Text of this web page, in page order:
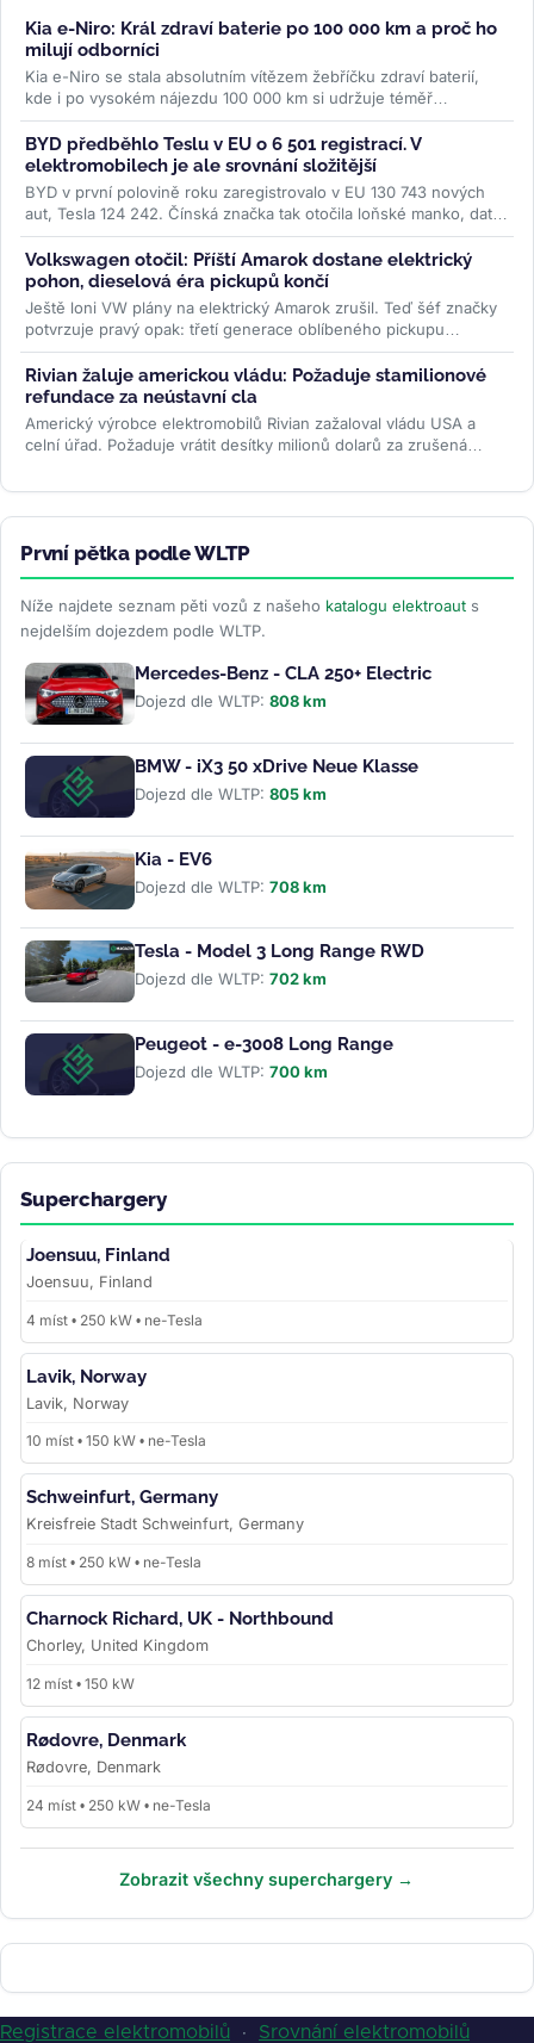
Kia e-Niro: Král zdraví baterie po 100 000 km a proč ho
milují odborníci
Kia e-Niro se stala absolutním vítězem žebříčku zdraví baterií,
kde i po vysokém nájezdu 100 000 km si udržuje téměř
původní...>>
BYD předběhlo Teslu v EU o 6 501 registrací. V
elektromobilech je ale srovnání složitější
BYD v první polovině roku zaregistrovalo v EU 130 743 nových
aut, Tesla 124 242. Čínská značka tak otočila loňské manko, data
ACEA ale...>>
Volkswagen otočil: Příští Amarok dostane elektrický
pohon, dieselová éra pickupů končí
Ještě loni VW plány na elektrický Amarok zrušil. Teď šéf značky
potvrzuje pravý opak: třetí generace oblíbeného pickupu
dostane PHEV i...>>
Rivian žaluje americkou vládu: Požaduje stamilionové
refundace za neústavní cla
Americký výrobce elektromobilů Rivian zažaloval vládu USA a
celní úřad. Požaduje vrátit desítky milionů dolarů za zrušená
První pětka podle WLTP
Níže najdete seznam pěti vozů z našeho katalogu elektroaut s
nejdelším dojezdem podle WLTP.
Mercedes-Benz - CLA 250+ Electric
Dojezd dle WLTP: 808 km
BMW - iX3 50 xDrive Neue Klasse
Dojezd dle WLTP: 805 km
Kia - EV6
Dojezd dle WLTP: 708 km
Tesla - Model 3 Long Range RWD
Dojezd dle WLTP: 702 km
Peugeot - e-3008 Long Range
Dojezd dle WLTP: 700 km
Superchargery
Joensuu, Finland
Joensuu, Finland
4 míst • 250 kW • ne-Tesla
Lavik, Norway
Lavik, Norway
10 míst • 150 kW • ne-Tesla
Schweinfurt, Germany
Kreisfreie Stadt Schweinfurt, Germany
8 míst • 250 kW • ne-Tesla
Charnock Richard, UK - Northbound
Chorley, United Kingdom
12 míst • 150 kW
Rødovre, Denmark
Rødovre, Denmark
24 míst • 250 kW • ne-Tesla
Zobrazit všechny superchargery →
Registrace elektromobilů · Srovnání elektromobilů